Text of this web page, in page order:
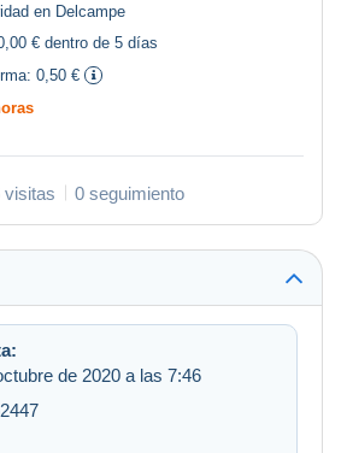
en Delcampe
€ dentro de 5 días
0,50 €
visitas 0 seguimiento
de 2020 a las 7:46